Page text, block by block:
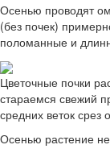
Осенью проводят
(без почек)
поломанные и
Цветочные почки
стараемся свежий
средних веток
Осенью растение